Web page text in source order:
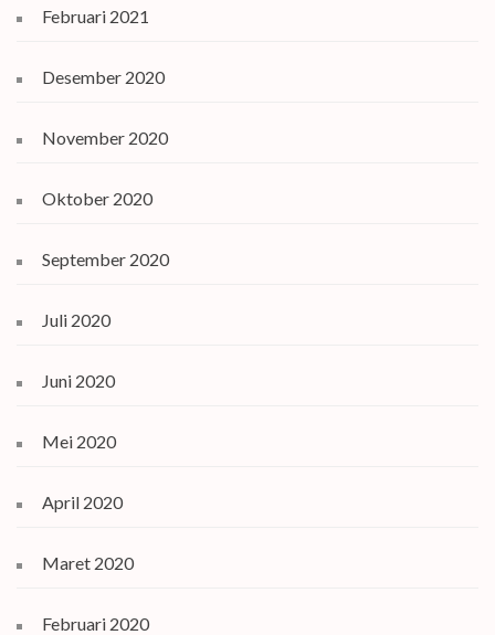
Februari 2021
Desember 2020
November 2020
Oktober 2020
September 2020
Juli 2020
Juni 2020
Mei 2020
April 2020
Maret 2020
Februari 2020